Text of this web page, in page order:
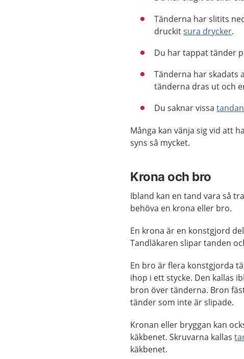
Tänderna har slitits
druckitsura drycker.
Du har tappat tänder
Tänderna har skadats
tänderna dras ut och
Du saknar vissa
Många kan vänja sig vid att
syns så mycket.
Krona och bro
Ibland kan en tand vara så
behöva en krona eller bro.
En krona är en konstgjord
Tandläkaren slipar tanden
En bro är flera konstgjorda
ihop i ett stycke. Den kallas
bron över tänderna. Bron
tänder som inte är slipade.
Kronan eller bryggan kan
käkbenet. Skruvarna kallas
käkbenet.